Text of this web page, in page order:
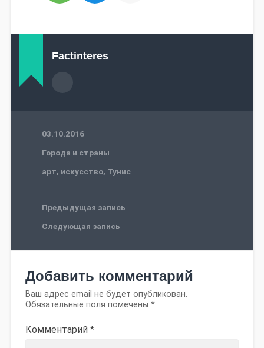
Factinteres
03.10.2016
Города и страны
арт, искусство, Тунис
Предыдущая запись
Следующая запись
Добавить комментарий
Ваш адрес email не будет опубликован.
Обязательные поля помечены *
Комментарий *